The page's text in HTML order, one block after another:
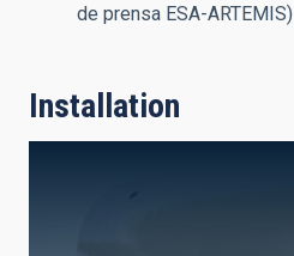
de prensa ESA-ARTEMIS)
Installation